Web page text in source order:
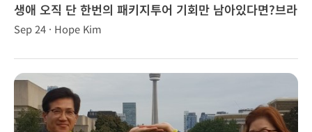
생애 오직 단 한번의 패키지투어 기회만 남아있다면?브라
이언, 브니장군님과 함께!
Sep 24 · Hope Kim